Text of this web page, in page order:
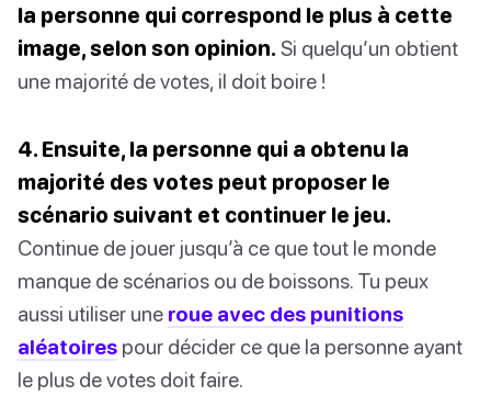
la personne qui correspond le plus à cette
image, selon son opinion. Si quelqu’un obtient
une majorité de votes, il doit boire !
4. Ensuite, la personne qui a obtenu la
majorité des votes peut proposer le
scénario suivant et continuer le jeu.
Continue de jouer jusqu’à ce que tout le monde
manque de scénarios ou de boissons. Tu peux
aussi utiliser une roue avec des punitions
aléatoires pour décider ce que la personne ayant
le plus de votes doit faire.